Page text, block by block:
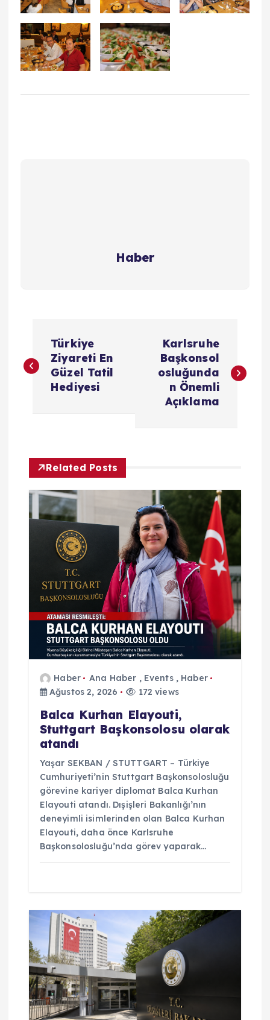
Haber
a
g
e
z
m
e
s
Türkiye
Ziyareti En
Güzel Tatil
Hediyesi
Karlsruhe
Başkonsol
osluğunda
n Önemli
Açıklama
Related Posts
Haber Ana Haber , Events, Haber
Ağustos 2, 2026
172 views
Balca Kurhan Elayouti,
Stuttgart Başkonsolosu olarak
atandı
Yaşar SEKBAN / STUTTGART – Türkiye
Cumhuriyeti’nin Stuttgart Başkonsolosluğu
görevine kariyer diplomat Balca Kurhan
Elayouti atandı. Dışişleri Bakanlığı’nın
deneyimli isimlerinden olan Balca Kurhan
Elayouti, daha önce Karlsruhe
Başkonsolosluğu’nda görev yaparak…